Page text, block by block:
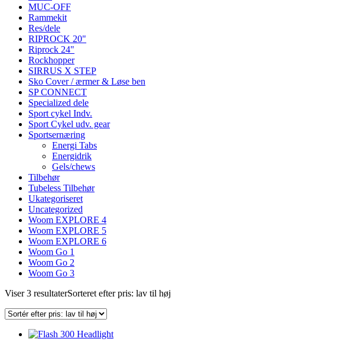
MUC-OFF
Rammekit
Res/dele
RIPROCK 20"
Riprock 24"
Rockhopper
SIRRUS X STEP
Sko Cover / ærmer & Løse ben
SP CONNECT
Specialized dele
Sport cykel Indv.
Sport Cykel udv. gear
Sportsernæring
Energi Tabs
Energidrik
Gels/chews
Tilbehør
Tubeless Tilbehør
Ukategoriseret
Uncategorized
Woom EXPLORE 4
Woom EXPLORE 5
Woom EXPLORE 6
Woom Go 1
Woom Go 2
Woom Go 3
Viser 3 resultaterSorteret efter pris: lav til høj